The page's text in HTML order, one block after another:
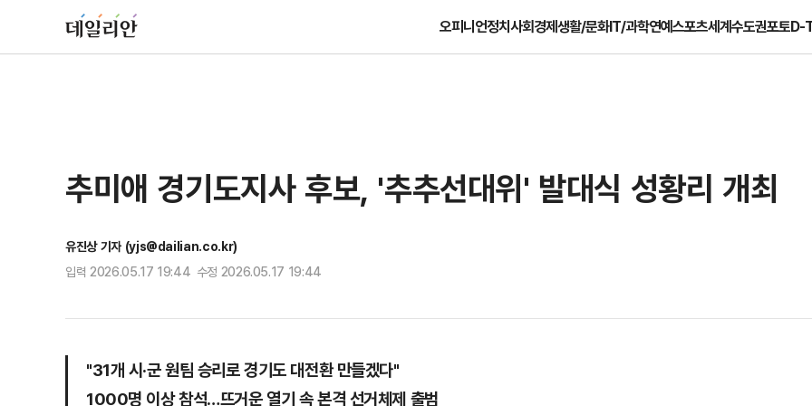
오피니언정치사회경제생활/문화IT/과학연예스포츠세계수도권포토D-
추미애 경기도지사 후보, '추추선대위' 발대식 성황리 개최
유진상 기자 (yjs@dailian.co.kr)
입력 2026.05.17 19:44 수정 2026.05.17 19:44
"31개 시·군 원팀 승리로 경기도 대전환 만들겠다"
1000명 이상 참석…뜨거운 열기 속 본격 선거체제 출범